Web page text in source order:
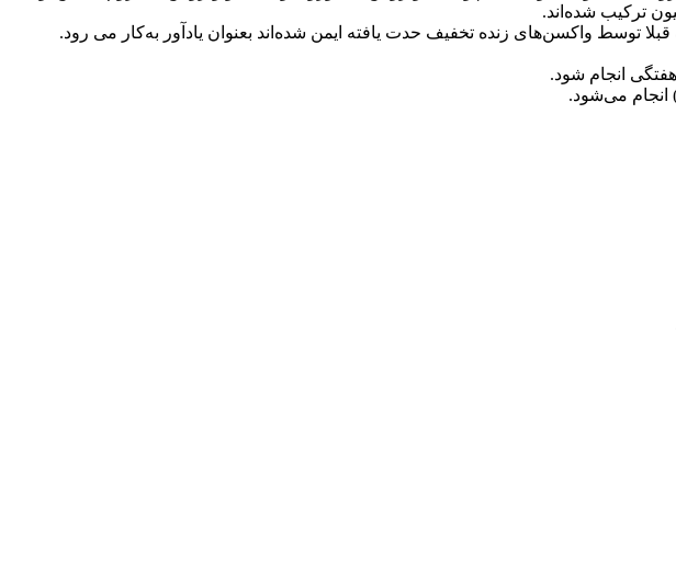
ترکیب شده‌اند.
توسط واکسن‌های زنده تخفیف حدت یافته ایمن شده‌اند بعنوان یادآور به‌کار می رود.